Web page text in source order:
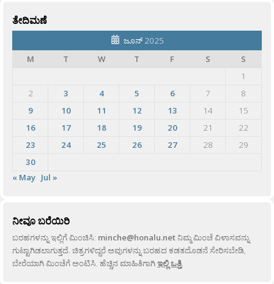
ತೇದಿಮಣೆ
ಜೂನ್ 2025
M
T W T F S
S
1
2
3 4 5 6 7
8
9
10 11 12 13 14
15
16
17 18 19 20 21
22
23
24 25 26 27 28
29
30
« May Jul »
ನೀವೂ ಬರೆಯಿರಿ
ಬರಹಗಳನ್ನು ಇಲ್ಲಿಗೆ ಮಿಂಚಿಸಿ: minche@honalu.netನಿಮ್ಮ ಮಿಂಚೆ ವಿಳಾಸವನ್ನು
ಗುಟ್ಟಾಗಿಡಲಾಗುತ್ತದೆ. ಚಿತ್ರಗಳಿದ್ದರೆ ಅವುಗಳನ್ನು ಬರಹದ ಕಡತದೊಡನೆ ಸೇರಿಸಬೇಡಿ,
ಬೇರೆಯಾಗಿ ಮಿಂಚೆಗೆ ಅಂಟಿಸಿ. ಹೆಚ್ಚಿನ ಮಾಹಿತಿಗಾಗಿಇಲ್ಲಿ ಒತ್ತಿ.